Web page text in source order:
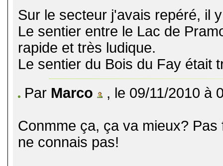
Sur le secteur j'avais repéré, il
Le sentier entre le Lac de
rapide et très ludique.
Le sentier du Bois du Fay était
Par Marco , le 09/11/2010 à
Conmme ça, ça va mieux?
ne connais pas!